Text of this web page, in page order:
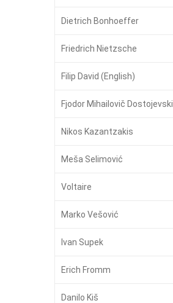
Dietrich Bonhoeffer
Friedrich Nietzsche
Filip David (English)
Fjodor Mihailovič Dostojevski
Nikos Kazantzakis
Meša Selimović
Voltaire
Marko Vešović
Ivan Supek
Erich Fromm
Danilo Kiš